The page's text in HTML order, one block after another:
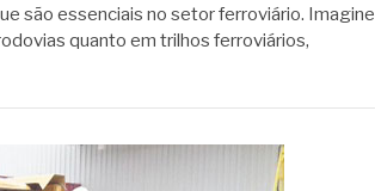
são essenciais no setor ferroviário. Imagine
quanto em trilhos ferroviários,